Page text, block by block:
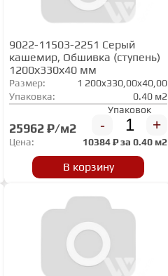
9022-11503-2251 Серый
кашемир, Обшивка (ступень)
1200х330х40 мм
Размер:
1 200x330,00x40,00
Упаковка:
0.40 м2
25962 ₽/м2
Упаковок
- +
Цена: 10384₽ за0.40 м2
В корзину